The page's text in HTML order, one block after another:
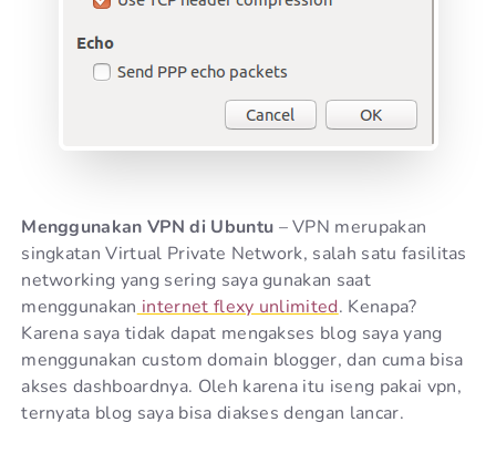
Menggunakan VPN di Ubuntu – VPN merupakan
singkatan Virtual Private Network, salah satu fasilitas
networking yang sering saya gunakan saat
menggunakan internet flexy unlimited. Kenapa?
Karena saya tidak dapat mengakses blog saya yang
menggunakan custom domain blogger, dan cuma bisa
akses dashboardnya. Oleh karena itu iseng pakai vpn,
ternyata blog saya bisa diakses dengan lancar.